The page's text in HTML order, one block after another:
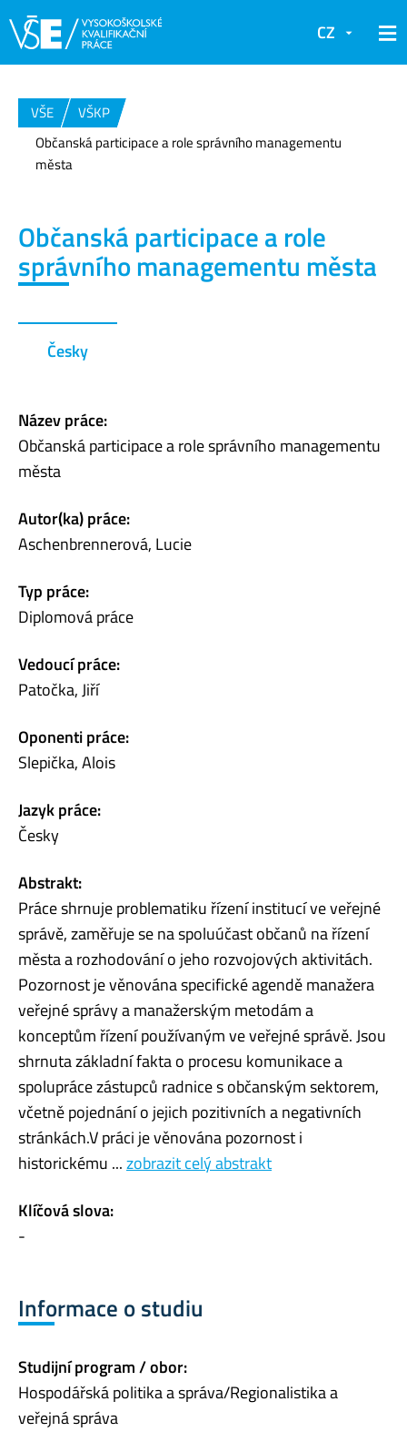
CZ
VŠE
VŠKP
Občanská participace a role správního managementu
města
Občanská participace a role
správního managementu města
Česky
Název práce:
Občanská participace a role správního managementu
města
Autor(ka) práce:
Aschenbrennerová, Lucie
Typ práce:
Diplomová práce
Vedoucí práce:
Patočka, Jiří
Oponenti práce:
Slepička, Alois
Jazyk práce:
Česky
Abstrakt:
Práce shrnuje problematiku řízení institucí ve veřejné
správě, zaměřuje se na spoluúčast občanů na řízení
města a rozhodování o jeho rozvojových aktivitách.
Pozornost je věnována specifické agendě manažera
veřejné správy a manažerským metodám a
konceptům řízení používaným ve veřejné správě. Jsou
shrnuta základní fakta o procesu komunikace a
spolupráce zástupců radnice s občanským sektorem,
včetně pojednání o jejich pozitivních a negativních
stránkách.V práci je věnována pozornost i
historickému ...zobrazit celý abstrakt
Klíčová slova:
-
Informace o studiu
Studijní program / obor:
Hospodářská politika a správa/Regionalistika a
veřejná správa